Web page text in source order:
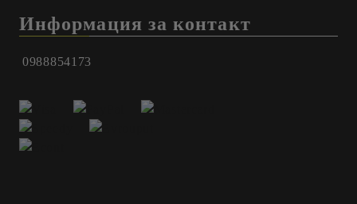
Информация за контакт
0988854173